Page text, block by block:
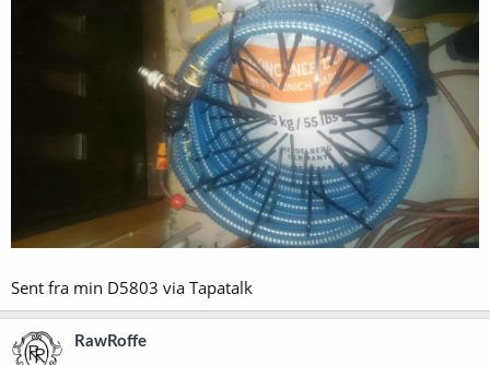
Sent fra min D5803 via Tapatalk
RawRoffe